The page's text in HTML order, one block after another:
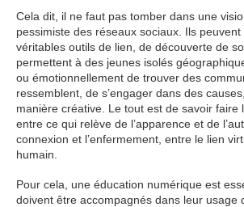
Cela dit, il ne faut pas tomber dans une
pessimiste des réseaux sociaux. Ils
véritables outils de lien, de découverte de
permettent à des jeunes isolés
ou émotionnellement de trouver des
ressemblent, de s’engager dans des
manière créative. Le tout est de savoir faire
entre ce qui relève de l’apparence et de
connexion et l’enfermement, entre le lien
humain.
Pour cela, une éducation numérique est
doivent être accompagnés dans leur usage